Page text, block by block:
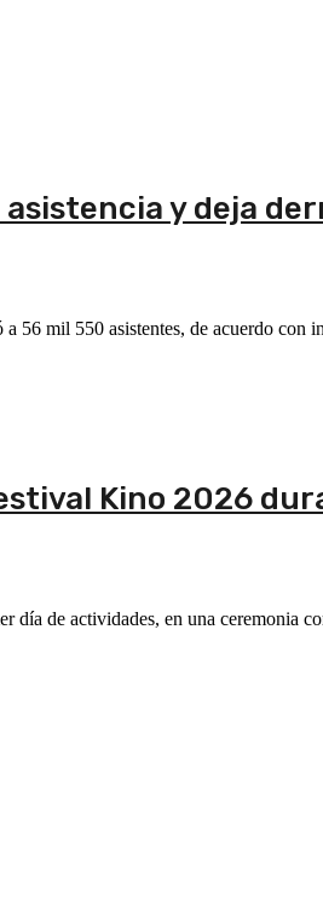
y deja
56 mil 550 asistentes, de acuerdo con
Kino 2026
día de actividades, en una ceremonia